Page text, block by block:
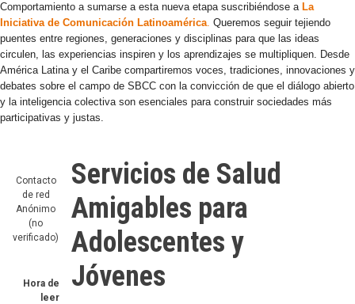
Comportamiento a sumarse a esta nueva etapa suscribiéndose a La
Iniciativa de Comunicación Latinoamérica. Queremos seguir tejiendo
puentes entre regiones, generaciones y disciplinas para que las ideas
circulen, las experiencias inspiren y los aprendizajes se multipliquen. Desde
América Latina y el Caribe compartiremos voces, tradiciones, innovaciones y
debates sobre el campo de SBCC con la convicción de que el diálogo abierto
y la inteligencia colectiva son esenciales para construir sociedades más
participativas y justas.
Contacto
de red
Anónimo
(no
verificado)
Hora de
leer
Servicios de Salud
Amigables para
Adolescentes y
Jóvenes